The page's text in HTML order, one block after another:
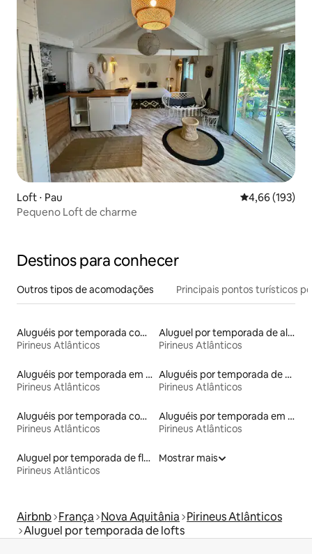
Loft ⋅ Pau 4,66 de uma
4,66 (193)
Pequeno Loft de charme
Destinos para conhecer
Outros tipos de acomodações Principais pontos turísticos
Aluguéis por temporada com café da manhã
Pirineus Atlânticos
Aluguel por temporada de alojamentos ecológicos
Pirineus Atlânticos
Aluguéis por temporada em albergue
Pirineus Atlânticos
Aluguéis por temporada de celeiros
Pirineus Atlânticos
Aluguéis por temporada com acesso à praia
Pirineus Atlânticos
Aluguéis por temporada em hotéis-fazenda
Pirineus Atlânticos
Aluguel por temporada de flats
Pirineus Atlânticos
Mostrar mais
Airbnb França Nova Aquitânia Pirineus Atlânticos
Aluguel por temporada de lofts